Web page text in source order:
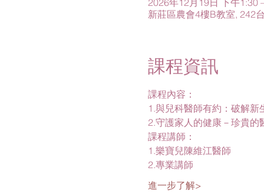
2026年12月19日 下午1:30
新莊區農會4樓B教室, 242
課程資訊
課程內容：
1.與兒科醫師有約：破解新
2.守護家人的健康－珍貴的
課程講師：
1.樂寶兒陳維江醫師
2.專業講師
進一步了解>